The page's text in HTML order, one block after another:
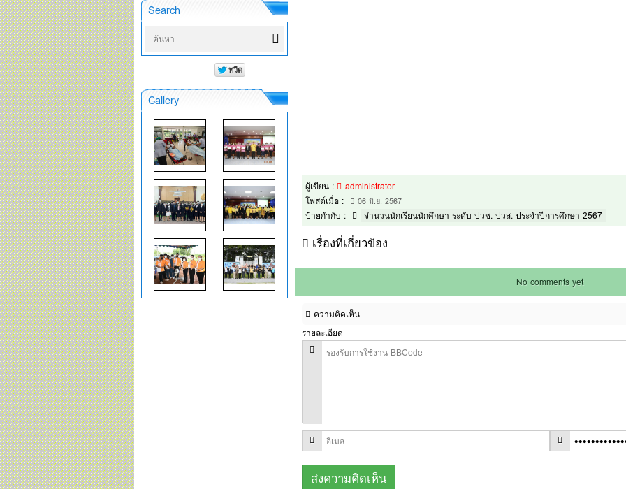
ผู้เขียน :
administrator
โพสต์เมื่อ :
06 มิ.ย. 2567
ป้ายกำกับ : จำนวนนักเรียนนักศึกษา ระดับ ปวช. ปวส. ประจำปีการศึกษา 2567
เรื่องที่เกี่ยวข้อง
No comments yet
ความคิดเห็น
รายละเอียด
Search
Gallery